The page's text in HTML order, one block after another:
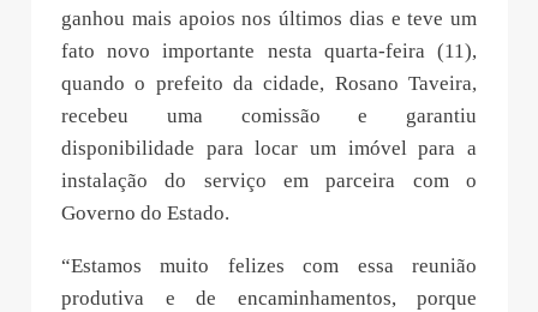
ganhou mais apoios nos últimos dias e teve um
fato novo importante nesta quarta-feira (11),
quando o prefeito da cidade, Rosano Taveira,
recebeu uma comissão e garantiu
disponibilidade para locar um imóvel para a
instalação do serviço em parceira com o
Governo do Estado.
“Estamos muito felizes com essa reunião
produtiva e de encaminhamentos, porque